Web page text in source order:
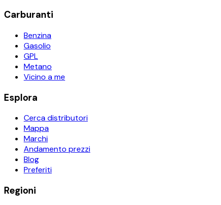
Carburanti
Benzina
Gasolio
GPL
Metano
Vicino a me
Esplora
Cerca distributori
Mappa
Marchi
Andamento prezzi
Blog
Preferiti
Regioni